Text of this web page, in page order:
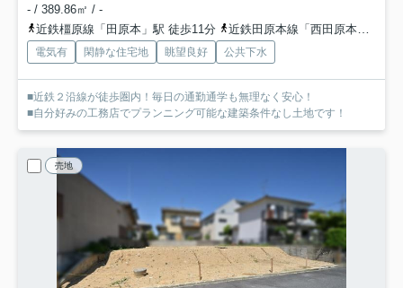
- / 389.86㎡ / -
近鉄橿原線「田原本」駅 徒歩11分
近鉄田原本線「西田原本」駅 徒歩13分
電気有 閑静な住宅地 眺望良好 公共下水
■近鉄２沿線が徒歩圏内！毎日の通勤通学も無理なく安心！
■自分好みの工務店でプランニング可能な建築条件なし土地です！
売地